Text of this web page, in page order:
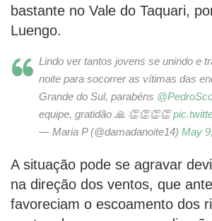
bastante no Vale do Taquari,
Luengo.
Lindo ver tantos jovens se unindo e
noite para socorrer as vítimas das
Grande do Sul, parabéns
equipe, gratidão 🙏 👏👏👏👏
— Maria P (@damadanoite14) May
A situação pode se agravar
na direção dos ventos, que
favoreciam o escoamento dos